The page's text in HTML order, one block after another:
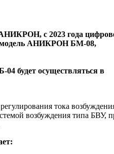
АНИКРОН, с 2023 года
модель АНИКРОН БМ-08,
04 будет осуществляться в
тока
возбуждения типа БВУ,